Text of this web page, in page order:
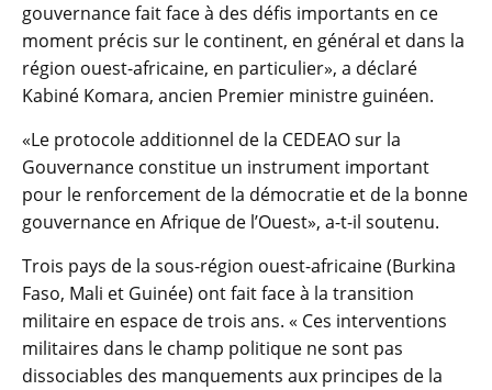
gouvernance fait face à des défis importants en ce
moment précis sur le continent, en général et dans la
région ouest-africaine, en particulier», a déclaré
Kabiné Komara, ancien Premier ministre guinéen.
«Le protocole additionnel de la CEDEAO sur la
Gouvernance constitue un instrument important
pour le renforcement de la démocratie et de la bonne
gouvernance en Afrique de l’Ouest», a-t-il soutenu.
Trois pays de la sous-région ouest-africaine (Burkina
Faso, Mali et Guinée) ont fait face à la transition
militaire en espace de trois ans. « Ces interventions
militaires dans le champ politique ne sont pas
dissociables des manquements aux principes de la